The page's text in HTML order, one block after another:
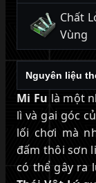
Chất
Vùng
Nguyên liệu
Mi Fu là một
lì và gai góc
lối chơi mà
đấm thôi sơn
có thể gây ra